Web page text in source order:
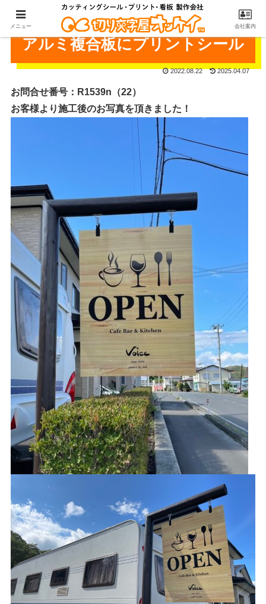
アルミ複合板にプリントシール
2022.08.22 2025.04.07
お問合せ番号：R1539n（22）
お客様より施工後のお写真を頂きました！
メニュー 会社案内